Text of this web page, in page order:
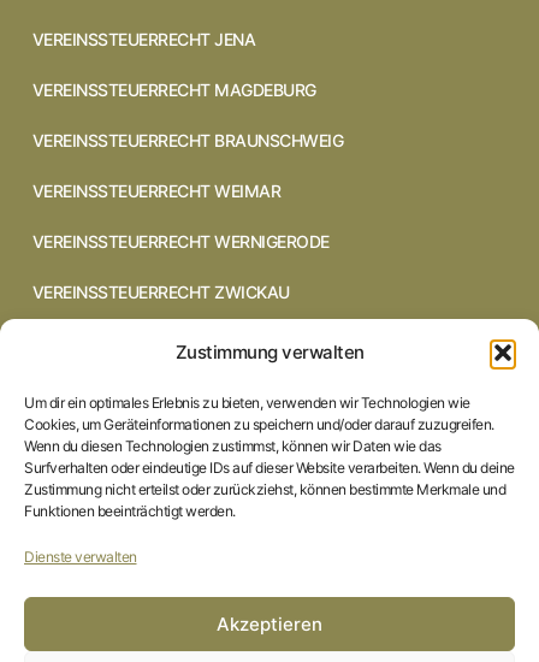
Zustimmung verwalten
Um dir ein optimales Erlebnis zu bieten, verwenden wir Technologien wie
Cookies, um Geräteinformationen zu speichern und/oder darauf zuzugreifen.
Wenn du diesen Technologien zustimmst, können wir Daten wie das
Surfverhalten oder eindeutige IDs auf dieser Website verarbeiten. Wenn du deine
Zustimmung nicht erteilst oder zurückziehst, können bestimmte Merkmale und
Funktionen beeinträchtigt werden.
Dienste verwalten
Akzeptieren
VEREINSSTEUERRECHT JENA
VEREINSSTEUERRECHT MAGDEBURG
VEREINSSTEUERRECHT BRAUNSCHWEIG
VEREINSSTEUERRECHT WEIMAR
VEREINSSTEUERRECHT WERNIGERODE
VEREINSSTEUERRECHT ZWICKAU
VEREINSSTEUERRECHT CHEMNITZ
VEREINSSTEUERRECHT DRESDEN
VEREINSSTEUERRECHT COTTBUS
VEREINSSTEUERRECHT IN BRAUNSCHWEIG
STARTSEITE